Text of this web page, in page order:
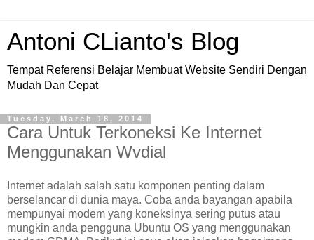
Antoni CLianto's Blog
Tempat Referensi Belajar Membuat Website Sendiri Dengan
Mudah Dan Cepat
Tuesday, March 18, 2014
Cara Untuk Terkoneksi Ke Internet
Menggunakan Wvdial
Internet adalah salah satu komponen penting dalam
berselancar di dunia maya. Coba anda bayangan apabila
mempunyai modem yang koneksinya sering putus atau
mungkin anda pengguna Ubuntu OS yang menggunakan